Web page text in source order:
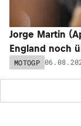
Jorge Martin
England noch
MOTOGP